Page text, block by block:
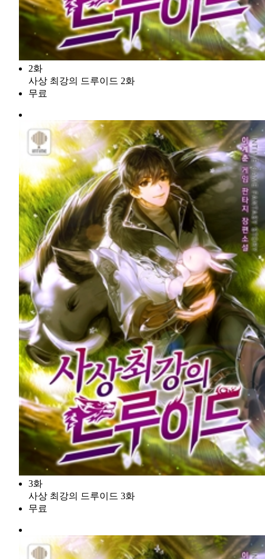
2화
사상 최강의 드루이드 2화
무료
3화
사상 최강의 드루이드 3화
무료